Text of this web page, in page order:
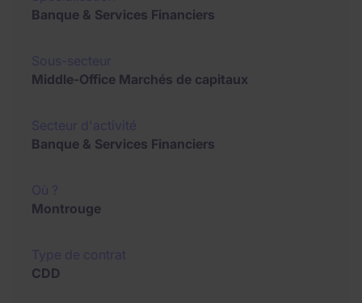
Banque & Services Financiers
Middle-Office Marchés de capitaux
Banque & Services Financiers
Montrouge
CDD